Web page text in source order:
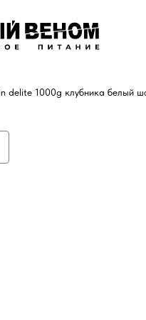
delite 1000g клубника белый